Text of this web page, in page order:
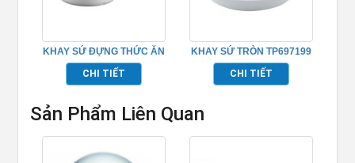
KHAY SỨ ĐỰNG THỨC ĂN
HÌNH TRÒN – TP7201
CHI TIẾT
KHAY SỨ TRÒN TP697199
CHI TIẾT
Sản Phẩm Liên Quan